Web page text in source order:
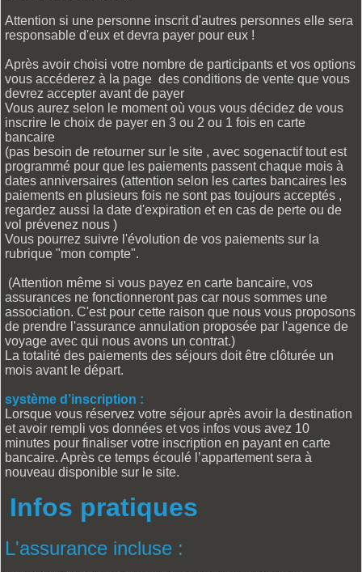
Attention si une personne inscrit d'autres personnes elle sera
responsable d'eux et devra payer pour eux !
Après avoir choisi votre nombre de participants et vos options
vous accéderez à la page des conditions de vente que vous
devrez accepter avant de payer
Vous aurez selon le moment où vous vous décidez de vous
inscrire le choix de payer en 3 ou 2 ou 1 fois en carte
bancaire
(pas besoin de retourner sur le site , avec sogenactif tout est
programmé pour que les paiements passent chaque mois à
dates anniversaires (attention selon les cartes bancaires les
paiements en plusieurs fois ne sont pas toujours acceptés ,
regardez aussi la date d'expiration et en cas de perte ou de
vol prévenez nous )
Vous pourrez suivre l'évolution de vos paiements sur la
rubrique "mon compte".
(Attention même si vous payez en carte bancaire, vos
assurances ne fonctionneront pas car nous sommes une
association. C'est pour cette raison que nous vous proposons
de prendre l'assurance annulation proposée par l'agence de
voyage avec qui nous avons un contrat.)
La totalité des paiements des séjours doit être clôturée un
mois avant le départ.
système d’inscription :
Lorsque vous réservez votre séjour après avoir la destination
et avoir rempli vos données et vos infos vous avez 10
minutes pour finaliser votre inscription en payant en carte
bancaire. Après ce temps écoulé l’appartement sera à
nouveau disponible sur le site.
Infos pratiques
L'assurance incluse :